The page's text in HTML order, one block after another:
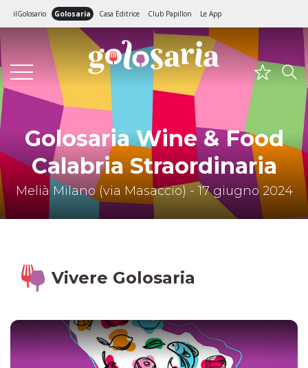
ilGolosario Golosaria Casa Editrice Club Papillon Le App
Golosaria Wine & Food
Calabria Straordinaria
Melià Milano (via Masaccio) - 17 giugno 2024
Vivere Golosaria